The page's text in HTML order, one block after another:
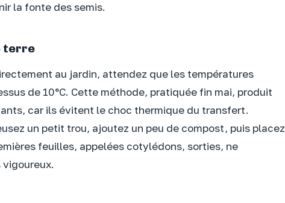
la fonte des semis.
terre
au jardin, attendez que les températures
de 10°C. Cette méthode, pratiquée fin mai, produit
car ils évitent le choc thermique du transfert.
un petit trou, ajoutez un peu de compost, puis placez
feuilles, appelées cotylédons, sorties, ne